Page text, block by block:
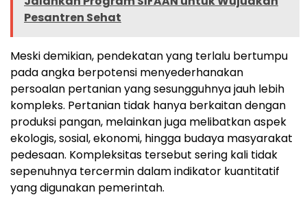
Pesantren Sehat
Meski demikian, pendekatan yang terlalu bertumpu
pada angka berpotensi menyederhanakan
persoalan pertanian yang sesungguhnya jauh lebih
kompleks. Pertanian tidak hanya berkaitan dengan
produksi pangan, melainkan juga melibatkan aspek
ekologis, sosial, ekonomi, hingga budaya masyarakat
pedesaan. Kompleksitas tersebut sering kali tidak
sepenuhnya tercermin dalam indikator kuantitatif
yang digunakan pemerintah.